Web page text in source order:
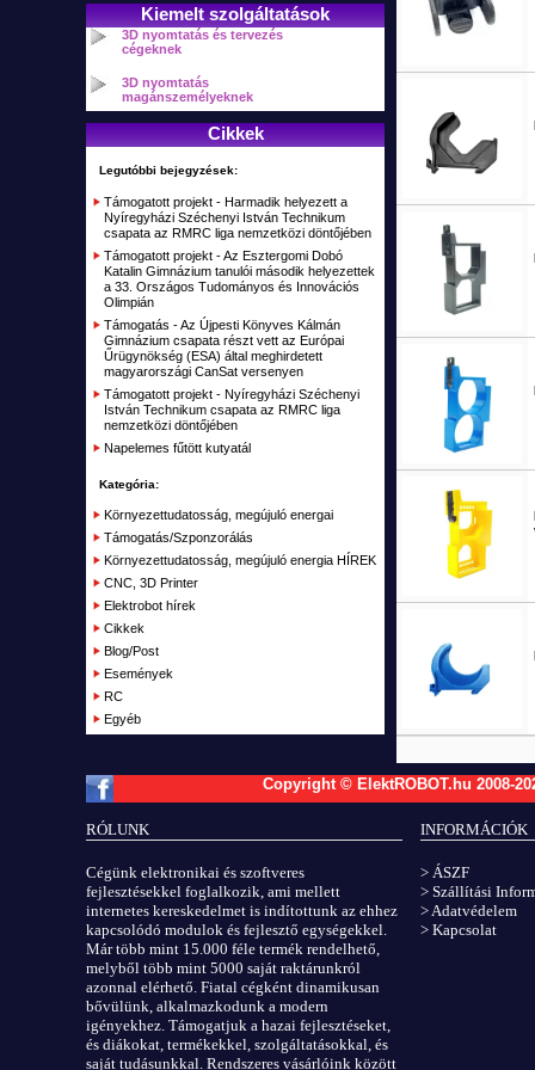
Lézerhegesztő, lézeres tisztító gép
Síkágyas UV nyomtató
Napelemes MC4 csatlakozók
Nyomókapcsoló - Lábkapcsoló
Kábelek, csatlakozók, szerelékek
Kábel szerelékek
Vegyes csatlakozók
Csatlakozó
Mágnesek
Tűzkő, magnézium
Pára, Köd
Fűtőelem, Fűtőpatron
Takarító robotok
Elektromos roller (Airwheel, Inmotion)
Elektromos bicikli
RC Játék Autók
RC Autók
RC Tankok
RC Drón, Multikopter, Quadcopter, Hexacopter
RC Helikopter
RC Hajók, csónakok, vitorlások
Szimulátorok
Távirányítók, vevők RC
Akku töltők, adapterek
Alkatrészek, Tuning
Kiegészítők, Építőanyag
Elemek, akkumulátorok
Plusz
Kifutott termékek
Garázs
Kiemelt szolgáltatások
3D nyomtatás és tervezés
cégeknek
3D nyomtatás
magánszemélyeknek
Cikkek
Legutóbbi bejegyzések:
Támogatott projekt - Harmadik helyezett a
Nyíregyházi Széchenyi István Technikum
csapata az RMRC liga nemzetközi döntőjében
Támogatott projekt - Az Esztergomi Dobó
Katalin Gimnázium tanulói második helyezettek
a 33. Országos Tudományos és Innovációs
Olimpián
Támogatás - Az Újpesti Könyves Kálmán
Gimnázium csapata részt vett az Európai
Űrügynökség (ESA) által meghirdetett
magyarországi CanSat versenyen
Támogatott projekt - Nyíregyházi Széchenyi
István Technikum csapata az RMRC liga
nemzetközi döntőjében
Napelemes fűtött kutyatál
Kategória:
Környezettudatosság, megújuló energai
Támogatás/Szponzorálás
Környezettudatosság, megújuló energia HÍREK
CNC, 3D Printer
Elektrobot hírek
Cikkek
Blog/Post
Események
RC
Egyéb
Copyright © ElektROBOT.hu 2008-
RÓLUNK
Cégünk elektronikai és szoftveres
fejlesztésekkel foglalkozik, ami mellett
internetes kereskedelmet is indítottunk az ehhez
kapcsolódó modulok és fejlesztő egységekkel.
Már több mint 15.000 féle termék rendelhető,
melyből több mint 5000 saját raktárunkról
azonnal elérhető. Fiatal cégként dinamikusan
bővülünk, alkalmazkodunk a modern
igényekhez. Támogatjuk a hazai fejlesztéseket,
és diákokat, termékekkel, szolgáltatásokkal, és
saját tudásunkkal. Rendszeres vásárlóink között
INFORMÁCIÓK
> ÁSZF
> Szállítási
> Adatvédelem
> Kapcsolat